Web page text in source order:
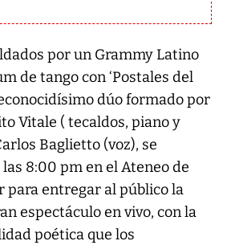
por un Grammy Latino
de tango con ‘Postales del
dúo formado por
Vitale ( tecaldos, piano y
Baglietto (voz), se
8:00 pm en el Ateneo de
para entregar al público la
espectáculo en vivo, con la
poética que los